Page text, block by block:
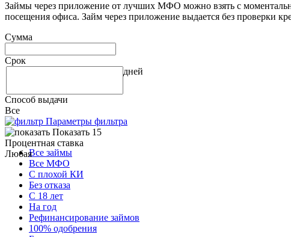
Займы через приложение от лучших МФО можно взять с
посещения офиса. Займ через приложение выдается без проверки
Сумма
Срок
дней
Способ выдачи
Все
Параметры фильтра
Показать 15
Процентная ставка
ЛюбаяВсе займы
Все МФО
С плохой КИ
Без отказа
С 18 лет
На год
Рефинансирование займов
100% одобрения